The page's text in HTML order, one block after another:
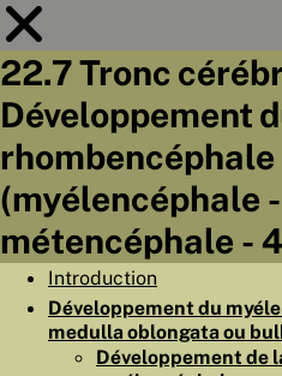
22.7 Tronc
Développement
rhombencéphale
(myélencéphale
métencéphale -
Introduction
Développement du
medulla oblongata ou
Développement de